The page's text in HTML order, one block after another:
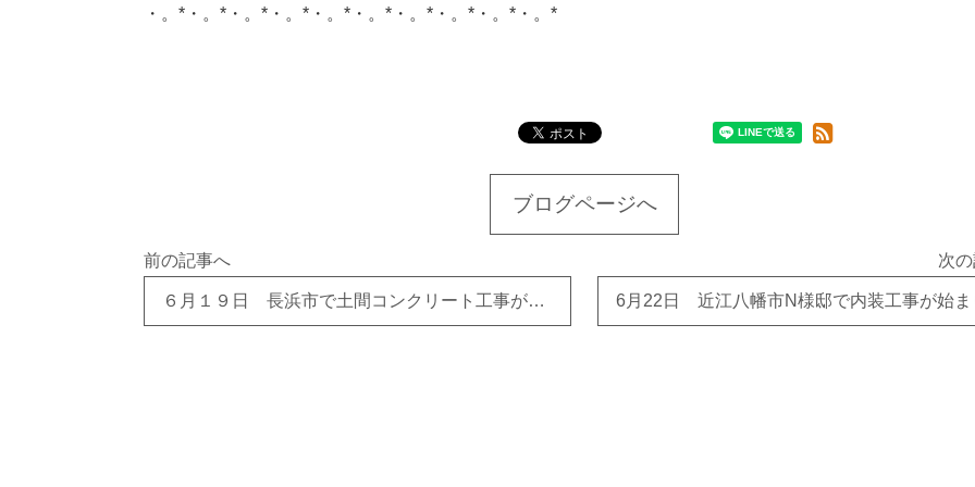
・。*・。*・。*・。*・。*・。*・。*・。*・。*・。*
ブログページへ
前の記事へ
６月１９日 長浜市で土間コンクリート工事が完成しました。
次